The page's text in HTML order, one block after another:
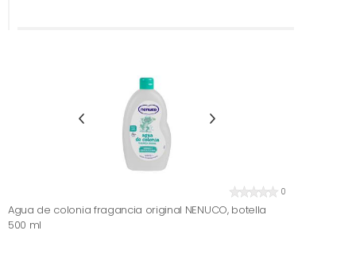
0
Agua de colonia fragancia original NENUCO, botella
500 ml